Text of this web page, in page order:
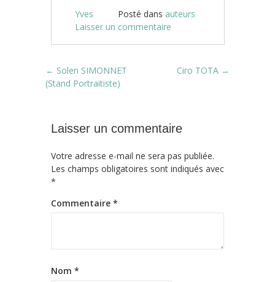
Yves Posté dans auteurs
Laisser un commentaire
Post navigation
← Solen SIMONNET
(Stand Portraitiste)
Ciro TOTA →
Laisser un commentaire
Votre adresse e-mail ne sera pas publiée.
Les champs obligatoires sont indiqués avec
*
Commentaire *
Nom *